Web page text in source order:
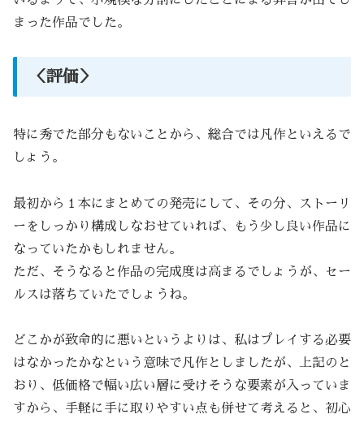
まった作品でした。
＜評価＞
特に秀でた部分もないことから、総合では凡作といえるで
しょう。
最初から１本にまとめての発売にして、その分、ストーリ
ーをしっかり構成しなおせていれば、もう少し良い作品に
なっていたかもしれません。
ただ、そうなると作品の完成度は高まるでしょうが、セー
ルスは落ちていたでしょうね。
どこかが致命的に悪いというよりは、私はプレイする必要
はなかったかなという意味で凡作としましたが、上記のと
おり、低価格で幅い広い層に受けそうな要素が入っていま
すから、手軽に手に取りやすい点も併せて考えると、初心